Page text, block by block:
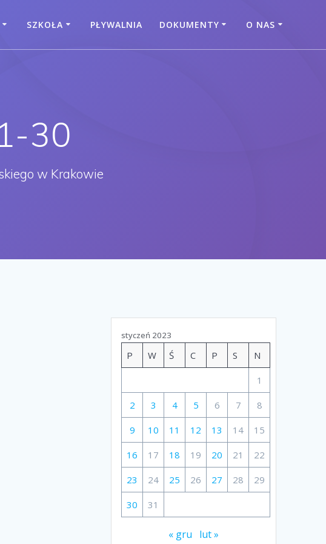
SZKOŁA PŁYWALNIA DOKUMENTY O NAS
30
w Krakowie
styczeń 2023
P W Ś C P S N
1
2 3 4 5 6 7 8
9 10 11 12 13 14 15
16 17 18 19 20 21 22
23 24 25 26 27 28 29
30 31
« gru lut »